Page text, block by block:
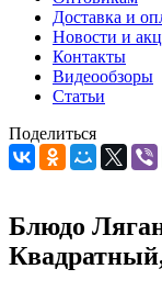
Доставка и
Новости и
Контакты
Видеообзоры
Статьи
Поделиться
Блюдо